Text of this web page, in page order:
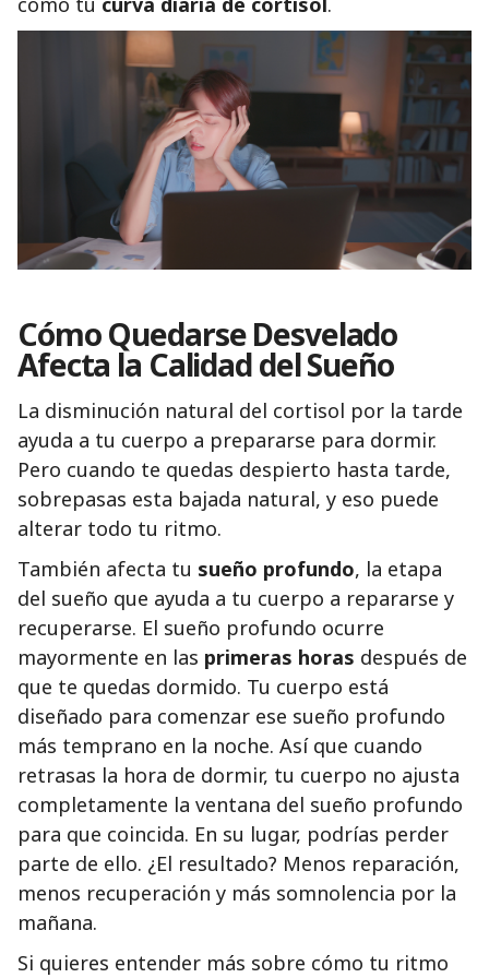
Cómo Quedarse Desvelado
Afecta la Calidad del Sueño
La disminución natural del cortisol por la tarde
ayuda a tu cuerpo a prepararse para dormir.
Pero cuando te quedas despierto hasta tarde,
sobrepasas esta bajada natural, y eso puede
alterar todo tu ritmo.
También afecta tu sueño profundo, la etapa
del sueño que ayuda a tu cuerpo a repararse y
recuperarse. El sueño profundo ocurre
mayormente en las primeras horas después de
que te quedas dormido. Tu cuerpo está
diseñado para comenzar ese sueño profundo
más temprano en la noche. Así que cuando
retrasas la hora de dormir, tu cuerpo no ajusta
completamente la ventana del sueño profundo
para que coincida. En su lugar, podrías perder
parte de ello. ¿El resultado? Menos reparación,
menos recuperación y más somnolencia por la
mañana.
Si quieres entender más sobre cómo tu ritmo